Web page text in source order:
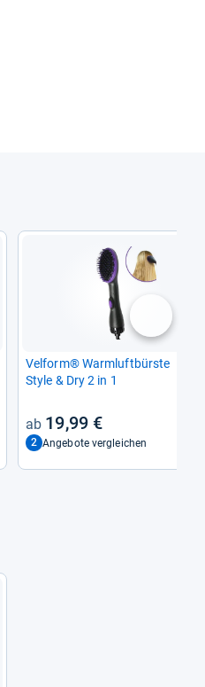
Vel­form® Warm­luft­bürste
Style & Dry 2 in 1
19,99 €
2 Angebote vergleichen
nächste